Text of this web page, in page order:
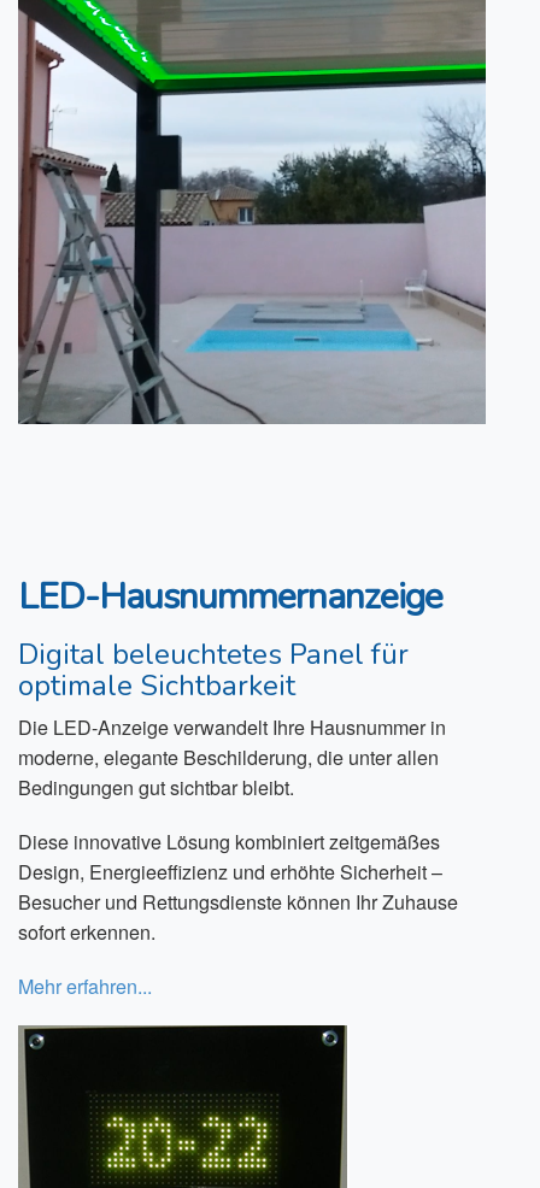
LED-Hausnummernanzeige
Digital beleuchtetes Panel für
optimale Sichtbarkeit
Die LED-Anzeige verwandelt Ihre Hausnummer in
moderne, elegante Beschilderung, die unter allen
Bedingungen gut sichtbar bleibt.
Diese innovative Lösung kombiniert zeitgemäßes
Design, Energieeffizienz und erhöhte Sicherheit –
Besucher und Rettungsdienste können Ihr Zuhause
sofort erkennen.
Mehr erfahren...